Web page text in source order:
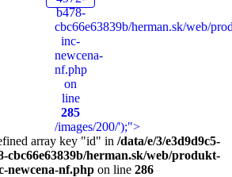
b478-
cbc66e63839b/herman.sk/web/
inc-
newcena-
nf.php
on
line
285
/images/200/');">
array key "id" in /data/e/3/e3d9d9c5-
cbc66e63839b/herman.sk/web/produkt-
newcena-nf.phpon line 286